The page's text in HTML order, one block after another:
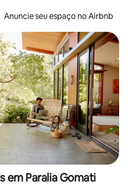
Anuncie seu espaço no Airbnb
em Paralia Gomati